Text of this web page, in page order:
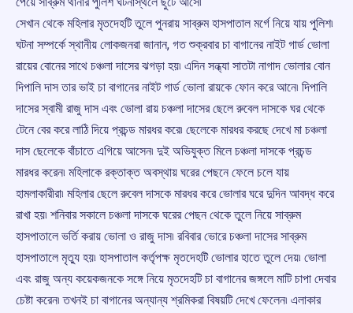
সেখান থেকে মহিলার মৃতদেহটি তুলে পুনরায় সাব্রুম হাসপাতাল মর্গে নিয়ে যায় পুলিশ৷
ঘটনা সম্পর্কে স্থানীয় লোকজনরা জানান, গত শুক্রবার চা বাগানের নাইট গার্ড ভোলা
রায়ের বোনের সাথে চঞ্চলা দাসের ঝগড়া হয়৷ এদিন সন্ধ্যা সাতটা নাগাদ ভোলার বোন
দিপালি দাস তার ভাই চা বাগানের নাইট গার্ড ভোলা রায়কে ফোন করে আনে৷ দিপালি
দাসের স্বামী রাজু দাস এবং ভোলা রায় চঞ্চলা দাসের ছেলে রুবেল দাসকে ঘর থেকে
টেনে বের করে লাঠি দিয়ে প্রচন্ড মারধর করে৷ ছেলেকে মারধর করছে দেখে মা চঞ্চলা
দাস ছেলেকে বাঁচাতে এগিয়ে আসেন৷ দুই অভিযুক্ত মিলে চঞ্চলা দাসকে প্রচন্ড
মারধর করেন৷ মহিলাকে রক্তাক্ত অবস্থায় ঘরের পেছনে ফেলে চলে যায়
হামলাকারীরা৷ মহিলার ছেলে রুবেল দাসকে মারধর করে ভোলার ঘরে দুদিন আবদ্ধ করে
রাখা হয়৷ শনিবার সকালে চঞ্চলা দাসকে ঘরের পেছন থেকে তুলে নিয়ে সাব্রুম
হাসপাতালে ভর্তি করায় ভোলা ও রাজু দাস৷ রবিবার ভোরে চঞ্চলা দাসের সাব্রুম
হাসপাতালে মৃত্যু হয়৷ হাসপাতাল কর্তৃপক্ষ মৃতদেহটি ভোলার হাতে তুলে দেয়৷ ভোলা
এবং রাজু অন্য কয়েকজনকে সঙ্গে নিয়ে মৃতদেহটি চা বাগানের জঙ্গলে মাটি চাপা দেবার
চেষ্টা করেন৷ তখনই চা বাগানের অন্যান্য শ্রমিকরা বিষয়টি দেখে ফেলেন৷ এলাকার